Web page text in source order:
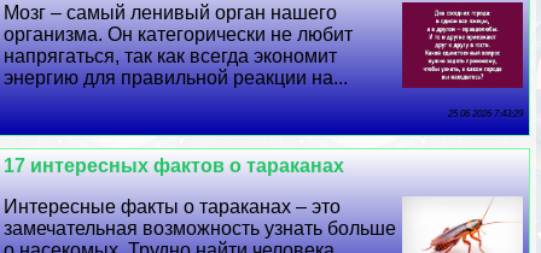
Мозг – самый ленивый орган нашего
организма. Он категорически не любит
напрягаться, так как всегда экономит
энергию для правильной реакции на...
25 06 2026 7:43:29
17 интересных фактов о таpaканах
Интересные факты о таpaканах – это
замечательная возможность узнать больше